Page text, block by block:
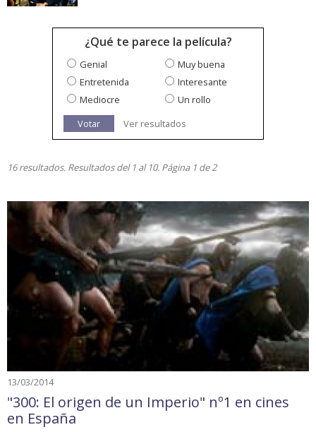
¿Qué te parece la película?
Genial
Muy buena
Entretenida
Interesante
Mediocre
Un rollo
Votar
Ver resultados
16 resultados. Resultados del 1 al 10. Página 1 de 2
13/03/2014
"300: El origen de un Imperio" nº1 en cines
en España